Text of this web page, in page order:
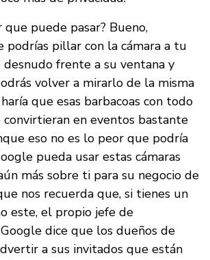
que puede pasar? Bueno,
podrías pillar con la cámara a tu
desnudo frente a su ventana y
volver a mirarlo de la misma
que esas barbacoas con todo
convirtieran en eventos bastante
eso no es lo peor que podría
pueda usar estas cámaras
más sobre ti para su negocio de
nos recuerda que, si tienes un
este, el propio jefe de
dice que los dueños de
a sus invitados que están